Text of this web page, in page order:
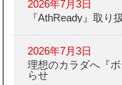
2026年7月3日
『AthReady』取り
2026年7月3日
理想のカラダへ『
らせ